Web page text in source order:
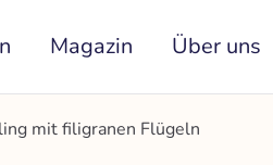
Magazin Über uns
mit filigranen Flügeln